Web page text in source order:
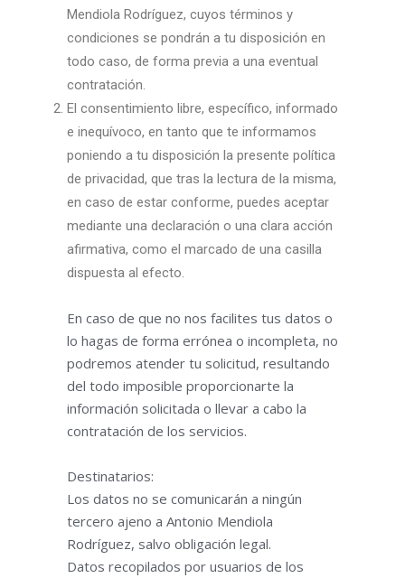
Mendiola Rodríguez, cuyos términos y
condiciones se pondrán a tu disposición en
todo caso, de forma previa a una eventual
contratación.
El consentimiento libre, específico, informado
e inequívoco, en tanto que te informamos
poniendo a tu disposición la presente política
de privacidad, que tras la lectura de la misma,
en caso de estar conforme, puedes aceptar
mediante una declaración o una clara acción
afirmativa, como el marcado de una casilla
dispuesta al efecto.
En caso de que no nos facilites tus datos o
lo hagas de forma errónea o incompleta, no
podremos atender tu solicitud, resultando
del todo imposible proporcionarte la
información solicitada o llevar a cabo la
contratación de los servicios.
Destinatarios:
Los datos no se comunicarán a ningún
tercero ajeno a Antonio Mendiola
Rodríguez, salvo obligación legal.
Datos recopilados por usuarios de los